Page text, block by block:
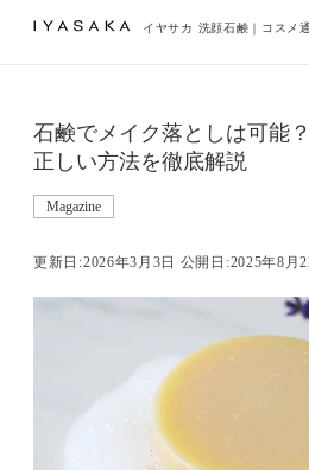
イヤサカ 洗顔石鹸｜コスメ
石鹸でメイク落としは可能
正しい方法を徹底解説
Magazine
更新日:2026年3月3日 公開日:2025年8月